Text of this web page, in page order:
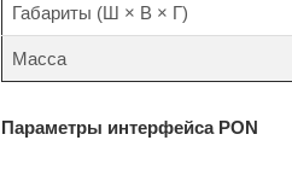
Габариты (Ш × В × Г)
Масса
Параметры интерфейса PON